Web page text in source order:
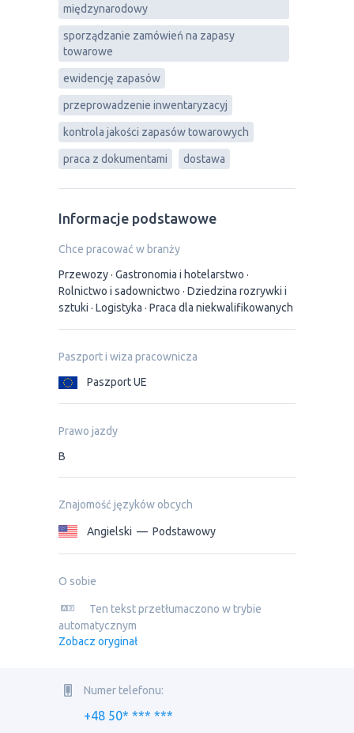
międzynarodowy
sporządzanie zamówień na zapasy
towarowe
ewidencję zapasów
przeprowadzenie inwentaryzacyj
kontrola jakości zapasów towarowych
praca z dokumentami dostawa
Informacje podstawowe
Chce pracować w branży
Przewozy Gastronomia i hotelarstwo
Rolnictwo i sadownictwo
Dziedzina rozrywki i
sztuki
Logistyka Praca dla niekwalifikowanych
Paszport i wiza pracownicza
Paszport UE
Prawo jazdy
B
Znajomość języków obcych
Angielski — Podstawowy
O sobie
Ten tekst przetłumaczono w trybie
automatycznym
Zobacz oryginał
Numer telefonu:
+48 50* *** ***